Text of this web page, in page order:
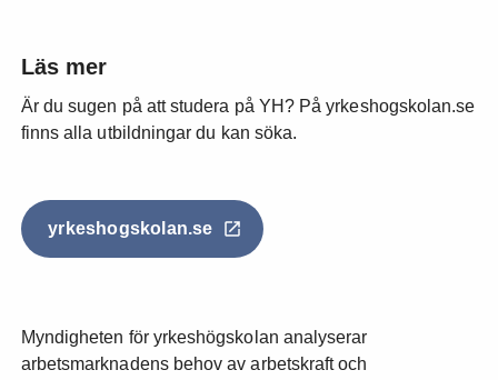
Läs mer
Är du sugen på att studera på YH? På yrkeshogskolan.se
finns alla utbildningar du kan söka.
yrkeshogskolan.se
Myndigheten för yrkeshögskolan analyserar
arbetsmarknadens behov av arbetskraft och